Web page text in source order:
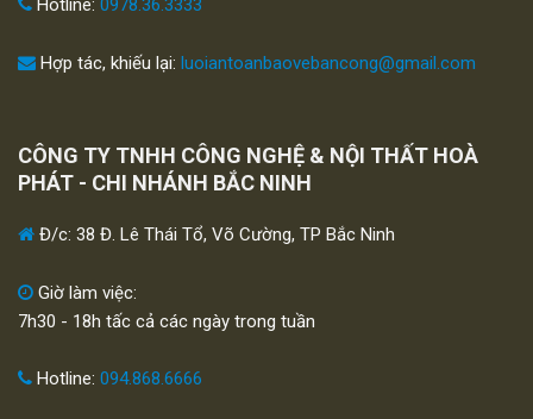
Hotline: 0978.36.3333
Hợp tác, khiếu lại: luoiantoanbaovebancong@gmail.com
CÔNG TY TNHH CÔNG NGHỆ & NỘI THẤT HOÀ
PHÁT - CHI NHÁNH BẮC NINH
Đ/c: 38 Đ. Lê Thái Tổ, Võ Cường, TP Bắc Ninh
Giờ làm việc:
7h30 - 18h tấc cả các ngày trong tuần
Hotline: 094.868.6666